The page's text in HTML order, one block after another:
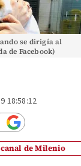
se dirigía al
de Facebook)
18:58:12
de Milenio